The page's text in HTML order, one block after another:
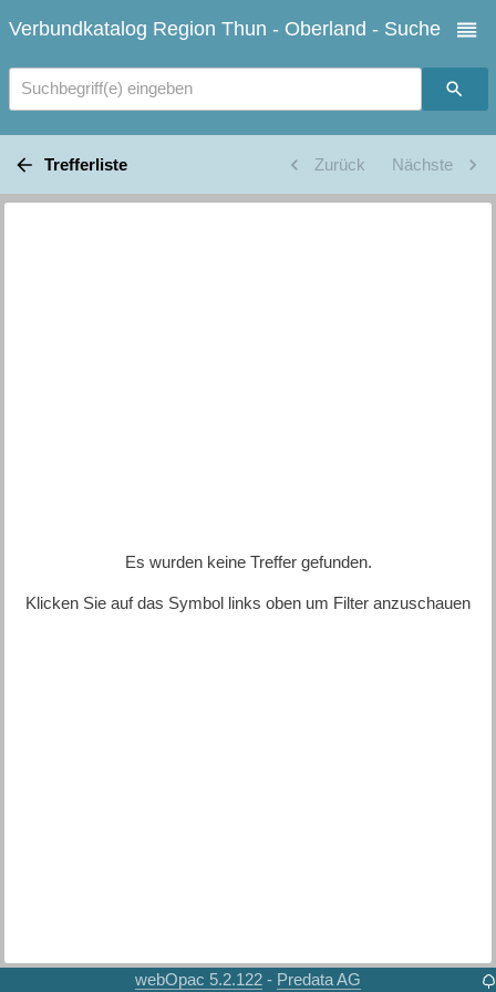
Verbundkatalog Region Thun - Oberland - Suche
Suchbegriff(e) eingeben
Trefferliste Zurück Nächste
Es wurden keine Treffer gefunden.
Klicken Sie auf das Symbol links oben um Filter anzuschauen
webOpac 5.2.122 - Predata AG